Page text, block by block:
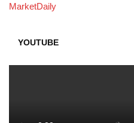
MarketDaily
YOUTUBE